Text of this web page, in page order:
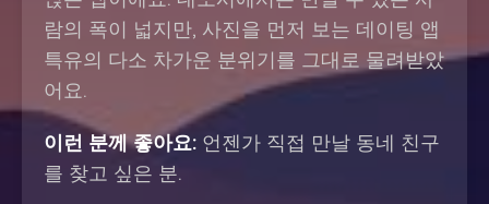
람의 폭이 넓지만, 사진을 먼저 보는 데이팅 앱
특유의 다소 차가운 분위기를 그대로 물려받았
어요.
이런 분께 좋아요: 언젠가 직접 만날 동네 친구
를 찾고 싶은 분.